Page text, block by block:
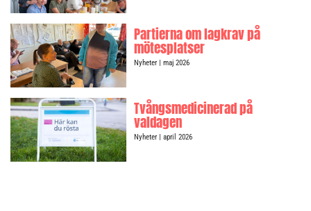
Partierna om lagkrav på
mötesplatser
Nyheter| maj 2026
Tvångsmedicinerad på
valdagen
Nyheter| april 2026